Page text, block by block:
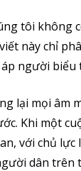
tôi không
này chỉ
người biểu
lại mọi âm
Khi một
với chủ lực
dân trên